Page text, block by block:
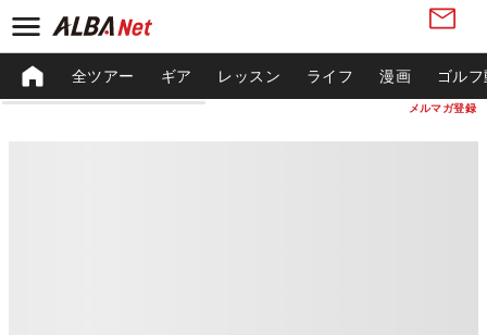
メルマガ登録
全ツアー ギア レッスン ライフ 漫画 ゴル